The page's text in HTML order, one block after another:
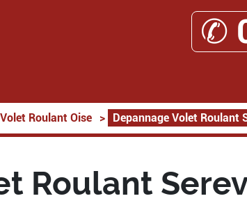
✆
Roulant Oise > Depannage Volet Roulant
Roulant